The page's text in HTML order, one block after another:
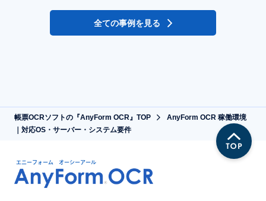
全ての事例を見る
帳票OCRソフトの『AnyForm OCR』TOP
AnyForm OCR 稼働環境
｜対応OS・サーバー・システム要件
エニーフォーム オーシーアール